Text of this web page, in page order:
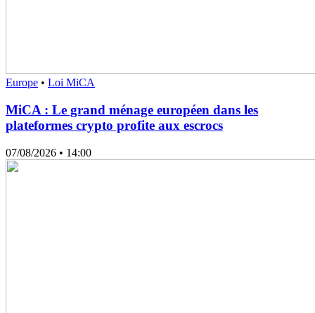
Europe • Loi MiCA
MiCA : Le grand ménage européen dans les
plateformes crypto profite aux escrocs
07/08/2026 • 14:00